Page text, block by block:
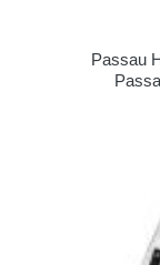
Passau